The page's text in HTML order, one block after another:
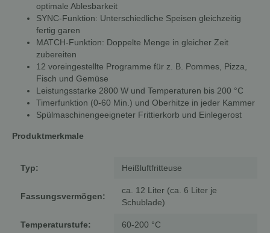
optimale Ablesbarkeit
SYNC-Funktion: Unterschiedliche Speisen gleichzeitig
fertig garen
MATCH-Funktion: Doppelte Menge in gleicher Zeit
zubereiten
12 voreingestellte Programme für z. B. Pommes, Pizza,
Fisch und Gemüse
Leistungsstarke 2800 W und Temperaturen bis 200 °C
Timerfunktion (0-60 Min.) und Oberhitze in jeder Kammer
Spülmaschinengeeigneter Frittierkorb und Einlegerost
Produktmerkmale
Typ: Heißluftfritteuse
Fassungsvermögen:
ca. 12 Liter (ca. 6 Liter je
Schublade)
Temperaturstufe: 60-200 °C